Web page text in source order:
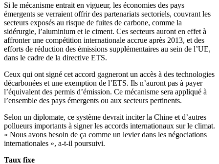
Si le mécanisme entrait en vigueur, les économies des pays
émergents se verraient offrir des partenariats sectoriels, couvrant les
secteurs exposés au risque de fuites de carbone, comme la
sidérurgie, l’aluminium et le ciment. Ces secteurs auront en effet à
affronter une compétition internationale accrue après 2013, et des
efforts de réduction des émissions supplémentaires au sein de l’UE,
dans le cadre de la directive ETS.
Ceux qui ont signé cet accord gagneront un accès à des technologies
décarbonées et une exemption de l’ETS. Ils n’auront pas à payer
l’équivalent des permis d’émission. Ce mécanisme sera appliqué à
l’ensemble des pays émergents ou aux secteurs pertinents.
Selon un diplomate, ce système devrait inciterla Chine et d’autres
pollueurs importants à signer les accords internationaux sur le climat.
« Nous avons besoin de ça comme un levier dans les négociations
internationales », a-t-il poursuivi.
Taux fixe